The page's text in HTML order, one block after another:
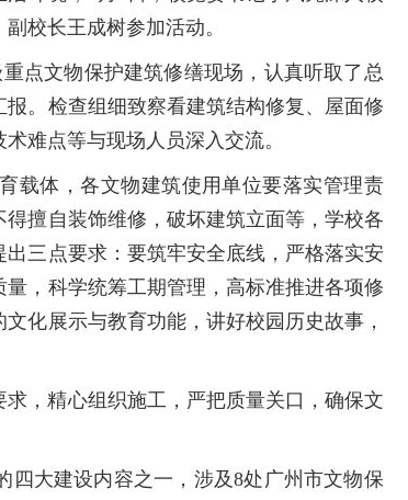
校长王成树参加活动。
点文物保护建筑修缮现场，认真听取了总
。检查组细致察看建筑结构修复、屋面修
难点等与现场人员深入交流。
载体，各文物建筑使用单位要落实管理责
擅自装饰维修，破坏建筑立面等，学校各
三点要求：要筑牢安全底线，严格落实安
，科学统筹工期管理，高标准推进各项修
化展示与教育功能，讲好校园历史故事，
，精心组织施工，严把质量关口，确保文
四大建设内容之一，涉及8处广州市文物保